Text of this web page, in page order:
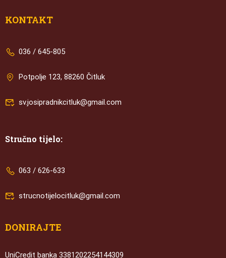
KONTAKT
036 / 645-805
Potpolje 123, 88260 Čitluk
sv.josipradnikcitluk@gmail.com
Stručno tijelo:
063 / 626-633
strucnotijelocitluk@gmail.com
DONIRAJTE
UniCredit banka 3381202254144309